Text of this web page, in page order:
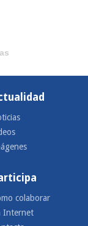
colaborar
Internet